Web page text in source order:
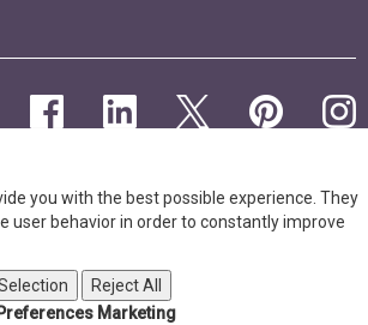
you with the best possible experience. They
user behavior in order to constantly improve
Reject All
Preferences Marketing